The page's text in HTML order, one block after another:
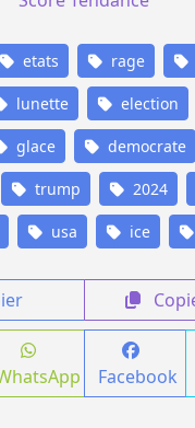
etats rage
lunette election
glace democrate
trump 2024
usa ice
Facebook